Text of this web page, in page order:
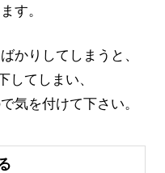
す。
かりしてしまうと、
してしまい、
気を付けて下さい。